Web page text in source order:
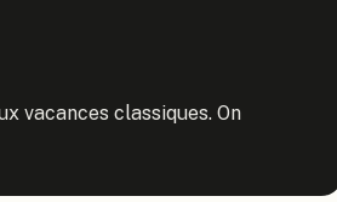
vacances classiques. On